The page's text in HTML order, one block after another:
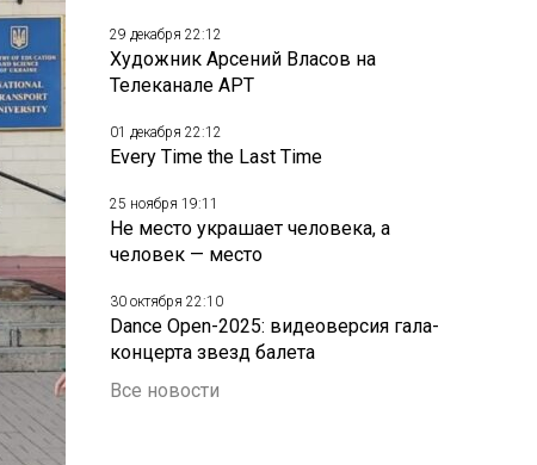
29 декабря 22:12
Художник Арсений Власов на
Телеканале АРТ
01 декабря 22:12
Every Time the Last Time
25 ноября 19:11
Не место украшает человека, а
человек — место
30 октября 22:10
Dance Open-2025: видеоверсия гала-
концерта звезд балета
Все новости